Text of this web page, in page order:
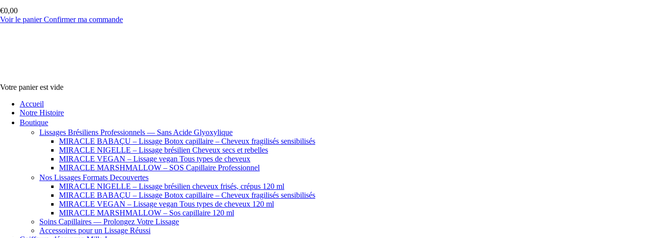
€0,00
Voir le panierConfirmer ma commande
Votre panier est vide
Accueil
Notre Histoire
Boutique
Lissages Brésiliens Professionnels — Sans Acide Glyoxylique
MIRACLE BABAÇU – Lissage Botox capillaire – Cheveux fragilisés sensibilisés
MIRACLE NIGELLE – Lissage brésilien Cheveux secs et rebelles
MIRACLE VEGAN – Lissage vegan Tous types de cheveux
MIRACLE MARSHMALLOW – SOS Capillaire Professionnel
Nos Lissages Formats Decouvertes
MIRACLE NIGELLE – Lissage brésilien cheveux frisés, crépus 120 ml
MIRACLE BABAÇU – Lissage Botox capillaire – Cheveux fragilisés sensibilisés
MIRACLE VEGAN – Lissage vegan Tous types de cheveux 120 ml
MIRACLE MARSHMALLOW – Sos capillaire 120 ml
Soins Capillaires — Prolongez Votre Lissage
Accessoires pour un Lissage Réussi